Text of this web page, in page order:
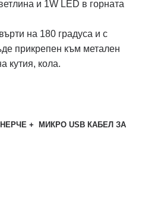
и 1W LED в горната
на 180 градуса и с
прикрепен към метален
кутия, кола.
+ МИКРО USB КАБЕЛ ЗА